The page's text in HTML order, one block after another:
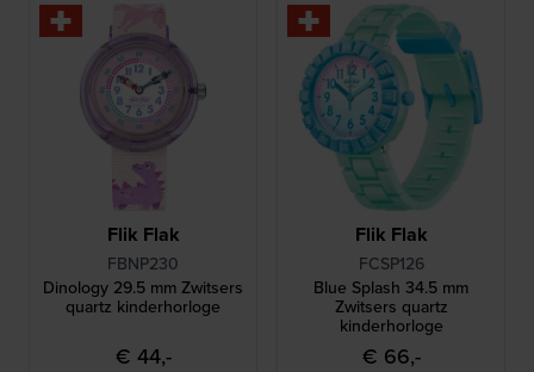
Flik Flak
FBNP230
Dinology 29.5 mm Zwitsers
quartz kinderhorloge
€ 44,-
Flik Flak
FCSP126
Blue Splash 34.5 mm
Zwitsers quartz
kinderhorloge
€ 66,-